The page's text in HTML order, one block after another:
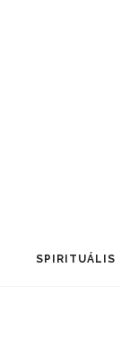
SPIRITUÁLIS